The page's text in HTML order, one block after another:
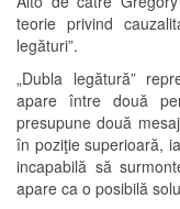
teorie privind
legături”.
„Dubla legătură”
apare între două
presupune două
în poziţie superioară,
incapabilă să
apare ca o posibilă